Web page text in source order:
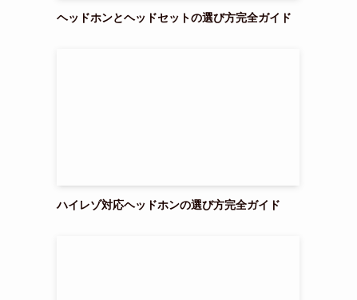
ヘッドホンとヘッドセットの選び方完全ガイド
ハイレゾ対応ヘッドホンの選び方完全ガイド